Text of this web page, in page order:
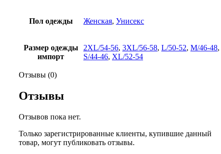
Пол одежды Женская, Унисекс
Размер одежды
импорт
2XL/54-56, 3XL/56-58, L/50-52, M/46-48,
S/44-46, XL/52-54
Отзывы (0)
Отзывы
Отзывов пока нет.
Только зарегистрированные клиенты, купившие данный
товар, могут публиковать отзывы.